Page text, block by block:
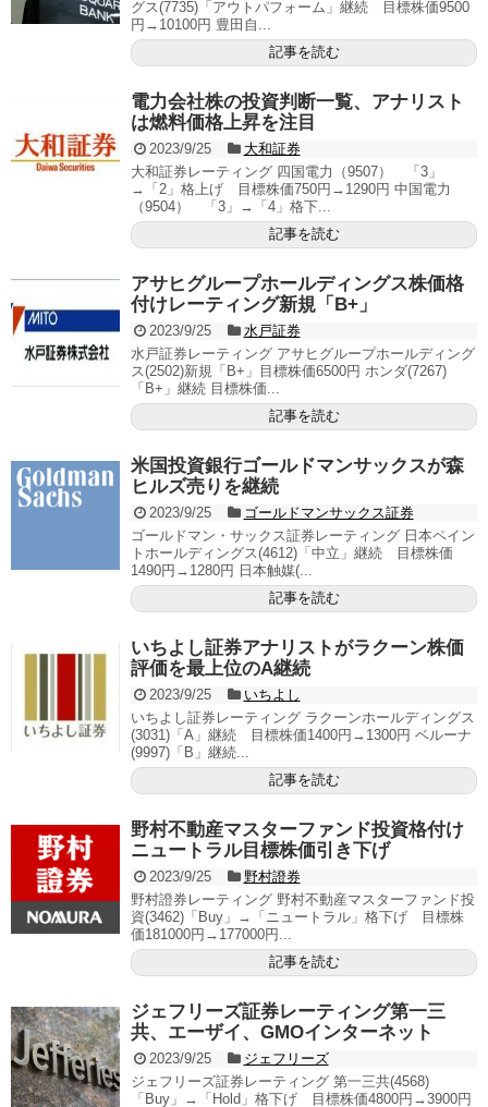
グス(7735)「アウトパフォーム」継続 目標株価9500
円→10100円 豊田自...
記事を読む
電力会社株の投資判断一覧、アナリスト
は燃料価格上昇を注目
2023/9/25
大和証券
大和証券レーティング 四国電力（9507） 「3」
→「2」格上げ 目標株価750円→1290円 中国電力
（9504） 「3」→「4」格下...
記事を読む
アサヒグループホールディングス株価格
付けレーティング新規「B+」
2023/9/25
水戸証券
水戸証券レーティング アサヒグループホールディング
ス(2502)新規「B+」目標株価6500円 ホンダ(7267)
「B+」継続 目標株価...
記事を読む
米国投資銀行ゴールドマンサックスが森
ヒルズ売りを継続
2023/9/25
ゴールドマンサックス証券
ゴールドマン・サックス証券レーティング 日本ペイン
トホールディングス(4612)「中立」継続 目標株価
1490円→1280円 日本触媒(...
記事を読む
いちよし証券アナリストがラクーン株価
評価を最上位のA継続
2023/9/25
いちよし
いちよし証券レーティング ラクーンホールディングス
(3031)「A」継続 目標株価1400円→1300円 ベルーナ
(9997)「B」継続...
記事を読む
野村不動産マスターファンド投資格付け
ニュートラル目標株価引き下げ
2023/9/25
野村證券
野村證券レーティング 野村不動産マスターファンド投
資(3462)「Buy」→「ニュートラル」格下げ 目標株
価181000円→177000円...
記事を読む
ジェフリーズ証券レーティング第一三
共、エーザイ、GMOインターネット
2023/9/25
ジェフリーズ
ジェフリーズ証券レーティング 第一三共(4568)
「Buy」→「Hold」格下げ 目標株価4800円→3900円